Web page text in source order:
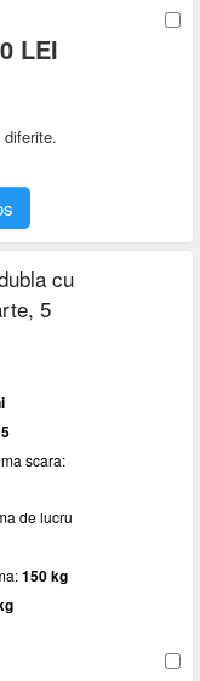
LEI
cu
5
5
scara:
de lucru
150 kg